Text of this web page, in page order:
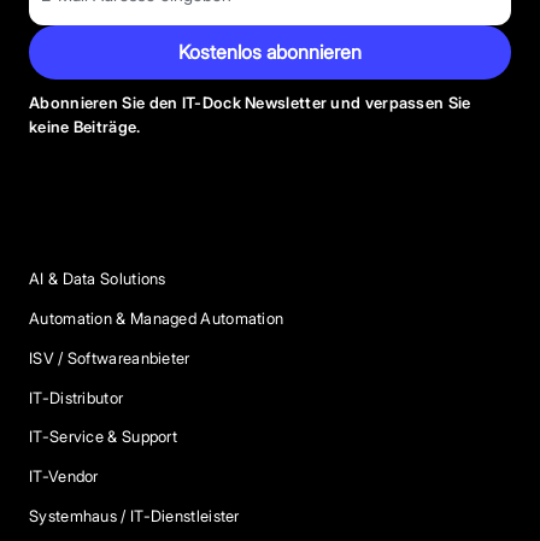
Kostenlos abonnieren
Abonnieren Sie den IT-Dock Newsletter und verpassen Sie
keine Beiträge.
AI & Data Solutions
Automation & Managed Automation
ISV / Softwareanbieter
IT-Distributor
IT-Service & Support
IT-Vendor
Systemhaus / IT-Dienstleister